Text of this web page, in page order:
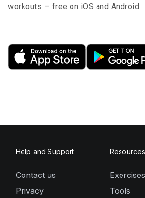
workouts — free on iOS and Android.
Help and Support
Contact us
Privacy
Resources
Exercises
Tools